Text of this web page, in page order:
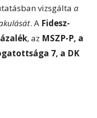
vizsgálta a
. A Fidesz-
, az MSZP-P, a
7, a DK